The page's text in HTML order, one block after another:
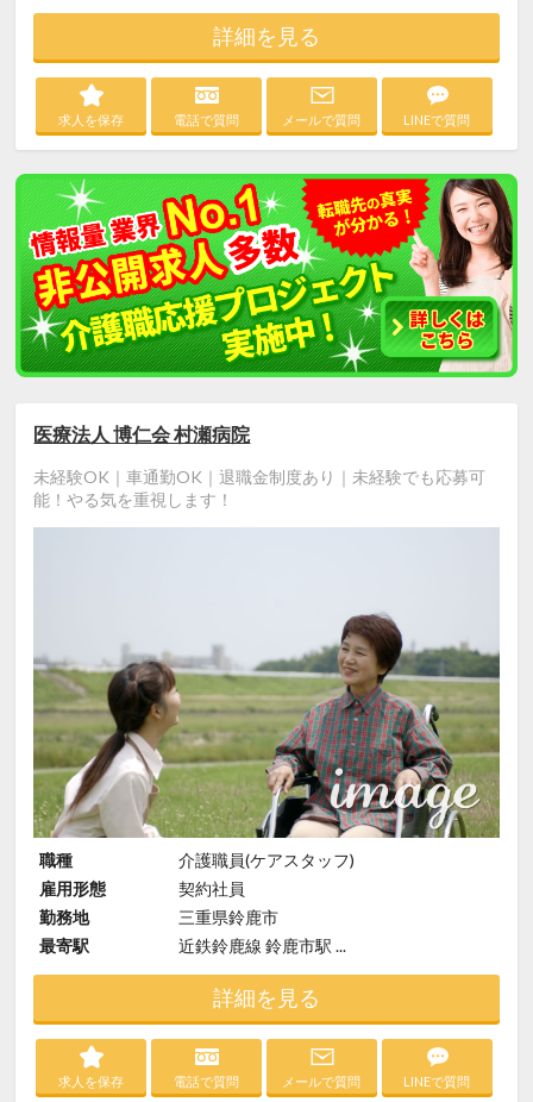
詳細を見る
求人を保存 電話で質問 メールで質問 LINEで質問
医療法人 博仁会 村瀬病院
未経験OK｜車通勤OK｜退職金制度あり｜未経験でも応募可
能！やる気を重視します！
職種
介護職員(ケアスタッフ)
雇用形態
契約社員
勤務地
三重県鈴鹿市
最寄駅
近鉄鈴鹿線 鈴鹿市駅 ...
詳細を見る
求人を保存 電話で質問 メールで質問 LINEで質問